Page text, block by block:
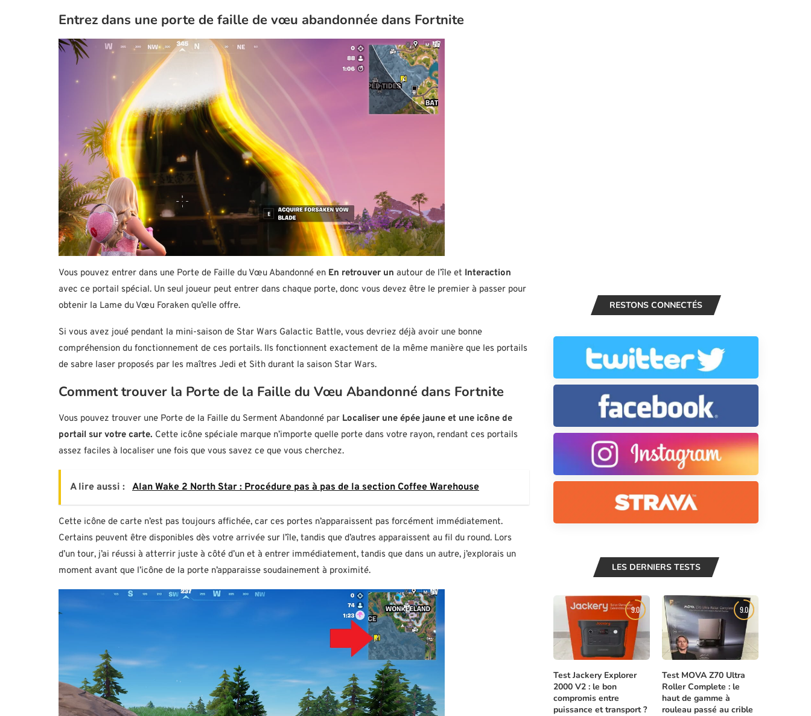
Entrez dans une porte de faille de vœu abandonnée dans Fortnite
Vous pouvez entrer dans une Porte de Faille du Vœu Abandonné en En retrouver un autour de l’île et Interaction
avec ce portail spécial. Un seul joueur peut entrer dans chaque porte, donc vous devez être le premier à passer pour
obtenir la Lame du Vœu Foraken qu’elle offre.
Si vous avez joué pendant la mini-saison de Star Wars Galactic Battle, vous devriez déjà avoir une bonne
compréhension du fonctionnement de ces portails. Ils fonctionnent exactement de la même manière que les portails
de sabre laser proposés par les maîtres Jedi et Sith durant la saison Star Wars.
Comment trouver la Porte de la Faille du Vœu Abandonné dans Fortnite
Vous pouvez trouver une Porte de la Faille du Serment Abandonné par Localiser une épée jaune et une icône de
portail sur votre carte. Cette icône spéciale marque n’importe quelle porte dans votre rayon, rendant ces portails
assez faciles à localiser une fois que vous savez ce que vous cherchez.
A lire aussi : Alan Wake 2 North Star : Procédure pas à pas de la section Coffee Warehouse
Cette icône de carte n’est pas toujours affichée, car ces portes n’apparaissent pas forcément immédiatement.
Certains peuvent être disponibles dès votre arrivée sur l’île, tandis que d’autres apparaissent au fil du round. Lors
d’un tour, j’ai réussi à atterrir juste à côté d’un et à entrer immédiatement, tandis que dans un autre, j’explorais un
moment avant que l’icône de la porte n’apparaisse soudainement à proximité.
RESTONS CONNECTÉS
LES DERNIERS TESTS
9.0
Test Jackery Explorer
2000 V2 : le bon
compromis entre
puissance et transport ?
9.0
Test MOVA Z70 Ultra
Roller Complete : le
haut de gamme à
rouleau passé au crible